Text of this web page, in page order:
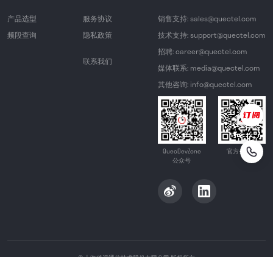
产品选型
频段查询
服务协议
隐私政策
联系我们
销售支持: sales@quectel.com
技术支持: support@quectel.com
招聘: career@quectel.com
媒体联系: media@quectel.com
其他咨询: info@quectel.com
QuecDevZone
公众号
官方公众号